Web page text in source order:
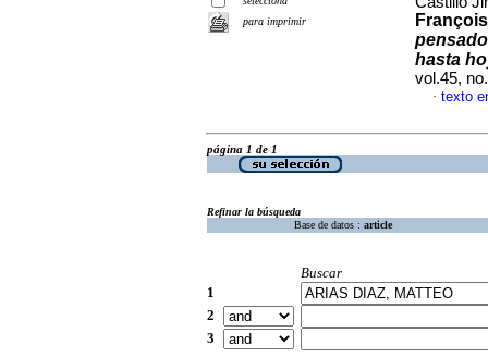
para imprimir
hasta
vol.45,
· texto
página 1 de 1
Refinar la búsqueda
Base de datos : article
Buscar
1
2
3